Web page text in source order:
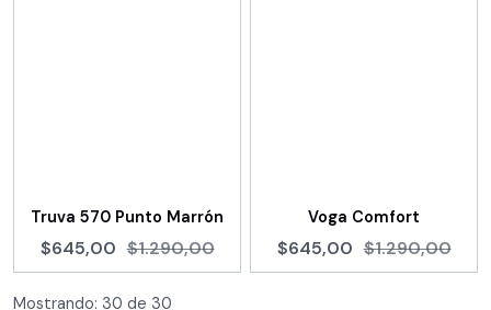
Truva 570 Punto Marrón
$645,00 $1.290,00
Voga Comfort
$645,00 $1.290,00
Mostrando: 30 de 30